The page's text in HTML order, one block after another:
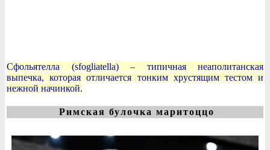
Сфольятелла (sfogliatella) – типичная неаполитанская
выпечка, которая отличается тонким хрустящим тестом и
нежной начинкой.
Римская булочка маритоццо